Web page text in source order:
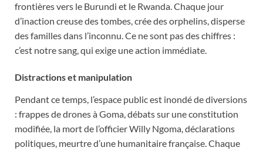
frontières vers le Burundi et le Rwanda. Chaque jour
d’inaction creuse des tombes, crée des orphelins, disperse
des familles dans l’inconnu. Ce ne sont pas des chiffres :
c’est notre sang, qui exige une action immédiate.
Distractions et manipulation
Pendant ce temps, l’espace public est inondé de diversions
: frappes de drones à Goma, débats sur une constitution
modifiée, la mort de l’officier Willy Ngoma, déclarations
politiques, meurtre d’une humanitaire française. Chaque